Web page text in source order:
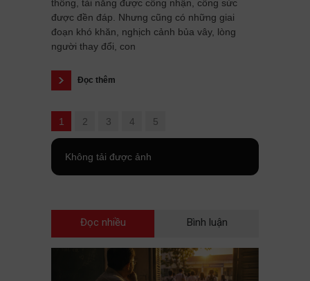
thông, tài năng được công nhận, công sức
được đền đáp. Nhưng cũng có những giai
đoạn khó khăn, nghịch cảnh bủa vây, lòng
người thay đổi, con
Đọc thêm
1 2 3 4 5
Không tải được ảnh
Đọc nhiều Bình luận